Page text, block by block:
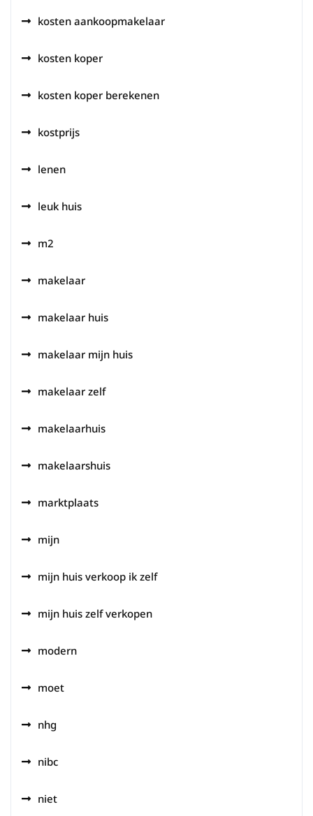
kosten aankoopmakelaar
kosten koper
kosten koper berekenen
kostprijs
lenen
leuk huis
m2
makelaar
makelaar huis
makelaar mijn huis
makelaar zelf
makelaarhuis
makelaarshuis
marktplaats
mijn
mijn huis verkoop ik zelf
mijn huis zelf verkopen
modern
moet
nhg
nibc
niet